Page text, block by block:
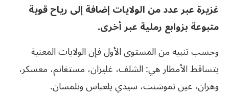
غزيرة عبر عدد من الولايات إضافة إلى رياح قوية
متبوعة بزوابع رملية عبر أخرى.
وحسب تنبيه من المستوى الأول فإن الولايات المعنية
بتساقط الأمطار هي: الشلف، غليزان، مستغانم، معسكر،
وهران، عين تموشنت، سيدي بلعباس وتلمسان.